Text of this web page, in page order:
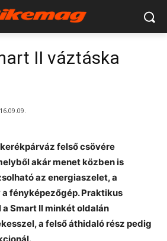
II váztáska
kerékpárváz felső csövére
akár menet közben is
az energiaszelet, a
fényképezőgép. Praktikus
Smart II minkét oldalán
a felső áthidaló rész pedig